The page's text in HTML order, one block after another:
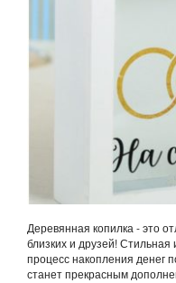
Деревянная копилка - это
близких и друзей!
процесс накопления денег
станет прекрасным